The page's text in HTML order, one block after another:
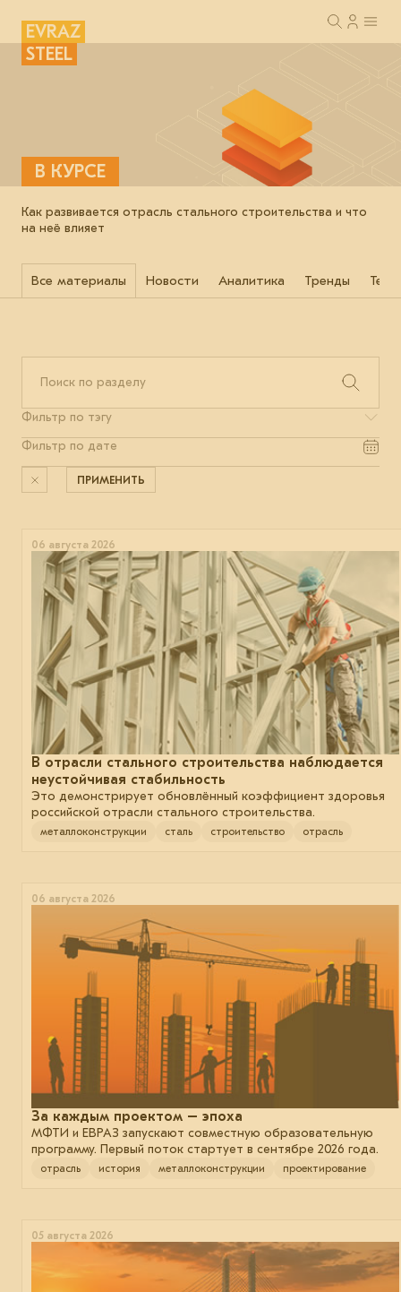
EVRAZ
STEEL
В КУРСЕ
Как развивается отрасль стального строительства и что
на неё влияет
Все материалы Новости Аналитика Тренды
ПРИМЕНИТЬ
06 августа 2026
В отрасли стального строительства наблюдается
неустойчивая стабильность
Это демонстрирует обновлённый коэффициент здоровья
российской отрасли стального строительства.
металлоконструкции сталь строительство отрасль
06 августа 2026
За каждым проектом – эпоха
МФТИ и ЕВРАЗ запускают совместную образовательную
программу. Первый поток стартует в сентябре 2026 года.
отрасль история металлоконструкции проектирование
05 августа 2026